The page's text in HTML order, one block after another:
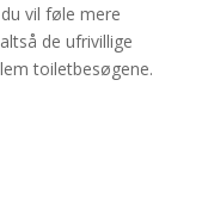
vil føle mere
de ufrivillige
toiletbesøgene.